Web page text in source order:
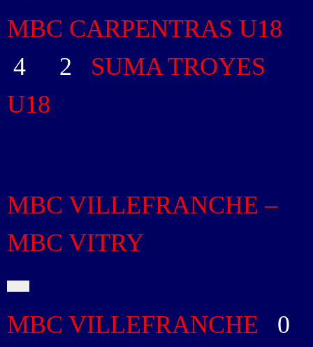
MBC CARPENTRAS U18
4
2
SUMA TROYES
U18
MBC VILLEFRANCHE –
MBC VITRY
MBC VILLEFRANCHE
0